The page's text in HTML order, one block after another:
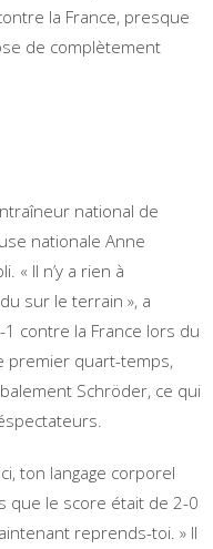
la France, presque
de complètement
national de
nationale Anne
« Il n’y a rien à
sur le terrain », a
contre la France lors du
premier quart-temps,
Schröder, ce qui
ton langage corporel
que le score était de 2-0
reprends-toi. » Il